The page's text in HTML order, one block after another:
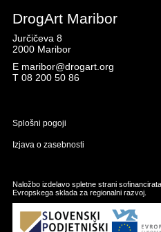
DrogArt Maribor
Jurčičeva 8
2000 Maribor
E maribor@drogart.org
T 08 200 50 86
Splošni pogoji
Izjava o zasebnosti
Naložbo izdelavo spletne strani
Evropskega sklada za regionalni razvoj.